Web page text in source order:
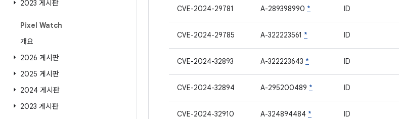
2023 게시판
Pixel Watch
개요
2026 게시판
2025 게시판
2024 게시판
2023 게시판
CVE-2024-29781 A-289398990 * ID
CVE-2024-29785 A-322223561 * ID
CVE-2024-32893 A-322223643 * ID
CVE-2024-32894 A-295200489 * ID
CVE-2024-32910 A-324894484 * ID